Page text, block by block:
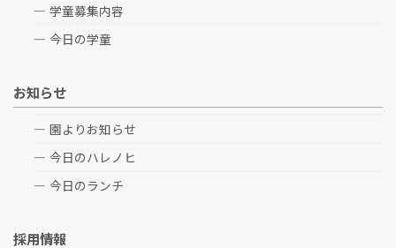
学童募集内容
今日の学童
お知らせ
園よりお知らせ
今日のハレノヒ
今日のランチ
採用情報